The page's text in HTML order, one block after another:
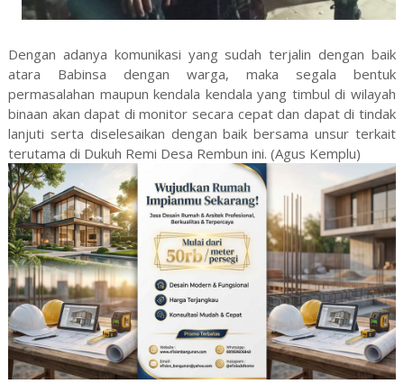
Dengan adanya komunikasi yang sudah terjalin dengan baik
atara Babinsa dengan warga, maka segala bentuk
permasalahan maupun kendala kendala yang timbul di wilayah
binaan akan dapat di monitor secara cepat dan dapat di tindak
lanjuti serta diselesaikan dengan baik bersama unsur terkait
terutama di Dukuh Remi Desa Rembun ini. (Agus Kemplu)